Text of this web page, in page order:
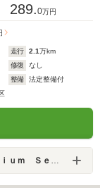
289.0万円
走行 2.1万km
修復
なし
整備
法定整備付
ｎ 六甲アイランド